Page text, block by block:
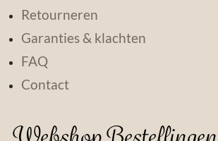
Retourneren
Garanties & klachten
FAQ
Contact